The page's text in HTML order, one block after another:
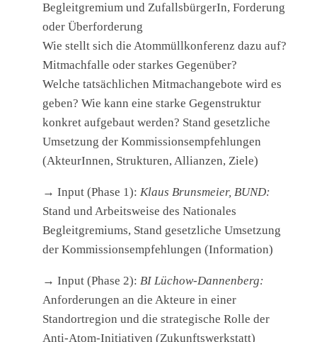
Begleitgremium und ZufallsbürgerIn, Forderung
oder Überforderung
Wie stellt sich die Atommüllkonferenz dazu auf?
Mitmachfalle oder starkes Gegenüber?
Welche tatsächlichen Mitmachangebote wird es
geben? Wie kann eine starke Gegenstruktur
konkret aufgebaut werden? Stand gesetzliche
Umsetzung der Kommissionsempfehlungen
(AkteurInnen, Strukturen, Allianzen, Ziele)
→ Input (Phase 1): Klaus Brunsmeier, BUND:
Stand und Arbeitsweise des Nationales
Begleitgremiums, Stand gesetzliche Umsetzung
der Kommissionsempfehlungen (Information)
→ Input (Phase 2): BI Lüchow-Dannenberg:
Anforderungen an die Akteure in einer
Standortregion und die strategische Rolle der
Anti-Atom-Initiativen (Zukunftswerkstatt)